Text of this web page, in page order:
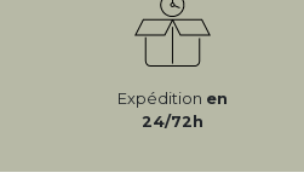
Expédition en
24/72h